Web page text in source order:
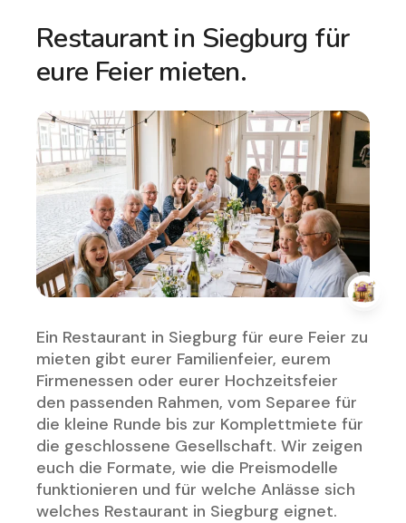
Restaurant in Siegburg für
eure Feier mieten.
Ein Restaurant in Siegburg für eure Feier zu
mieten gibt eurer Familienfeier, eurem
Firmenessen oder eurer Hochzeitsfeier
den passenden Rahmen, vom Separee für
die kleine Runde bis zur Komplettmiete für
die geschlossene Gesellschaft. Wir zeigen
euch die Formate, wie die Preismodelle
funktionieren und für welche Anlässe sich
welches Restaurant in Siegburg eignet.